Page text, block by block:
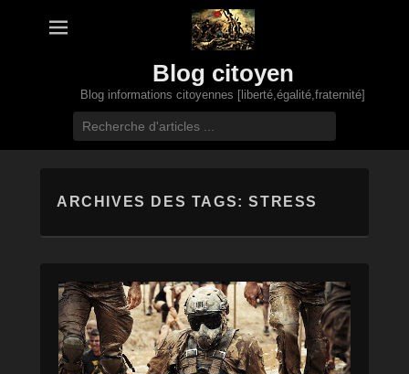
Blog citoyen
Blog informations citoyennes [liberté,égalité,fraternité]
ARCHIVES DES TAGS:STRESS